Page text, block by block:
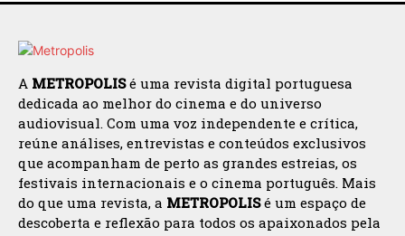
A METROPOLISé uma revista digital portuguesa
dedicada ao melhor do cinema e do universo
audiovisual. Com uma voz independente e crítica,
reúne análises, entrevistas e conteúdos exclusivos
que acompanham de perto as grandes estreias, os
festivais internacionais e o cinema português. Mais
do que uma revista, a METROPOLISé um espaço de
descoberta e reflexão para todos os apaixonados pela